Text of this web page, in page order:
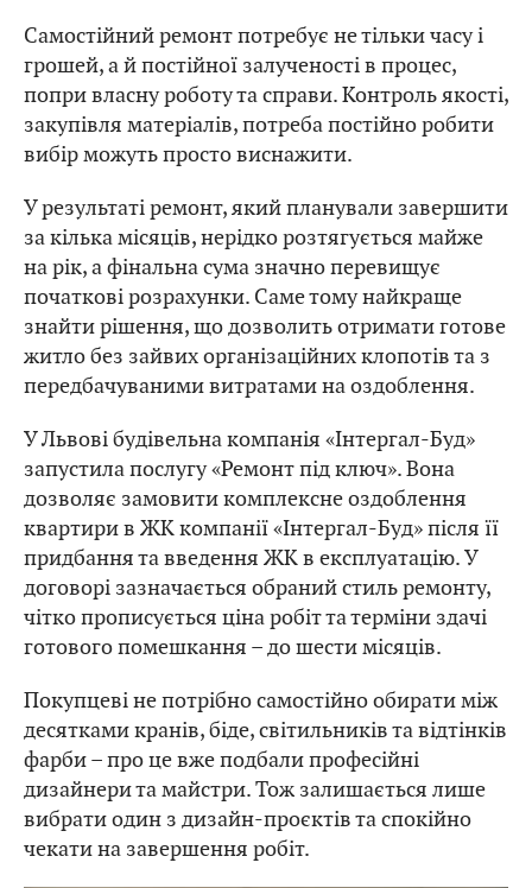
Самостійний ремонт потребує не тільки часу і
грошей, а й постійної залученості в процес,
попри власну роботу та справи. Контроль якості,
закупівля матеріалів, потреба постійно робити
вибір можуть просто виснажити.
У результаті ремонт, який планували завершити
за кілька місяців, нерідко розтягується майже
на рік, а фінальна сума значно перевищує
початкові розрахунки. Саме тому найкраще
знайти рішення, що дозволить отримати готове
житло без зайвих організаційних клопотів та з
передбачуваними витратами на оздоблення.
У Львові будівельна компанія «Інтергал-Буд»
запустила послугу «Ремонт під ключ». Вона
дозволяє замовити комплексне оздоблення
квартири в ЖК компанії «Інтергал-Буд» після її
придбання та введення ЖК в експлуатацію. У
договорі зазначається обраний стиль ремонту,
чітко прописується ціна робіт та терміни здачі
готового помешкання – до шести місяців.
Покупцеві не потрібно самостійно обирати між
десятками кранів, біде, світильників та відтінків
фарби – про це вже подбали професійні
дизайнери та майстри. Тож залишається лише
вибрати один з дизайн-проєктів та спокійно
чекати на завершення робіт.